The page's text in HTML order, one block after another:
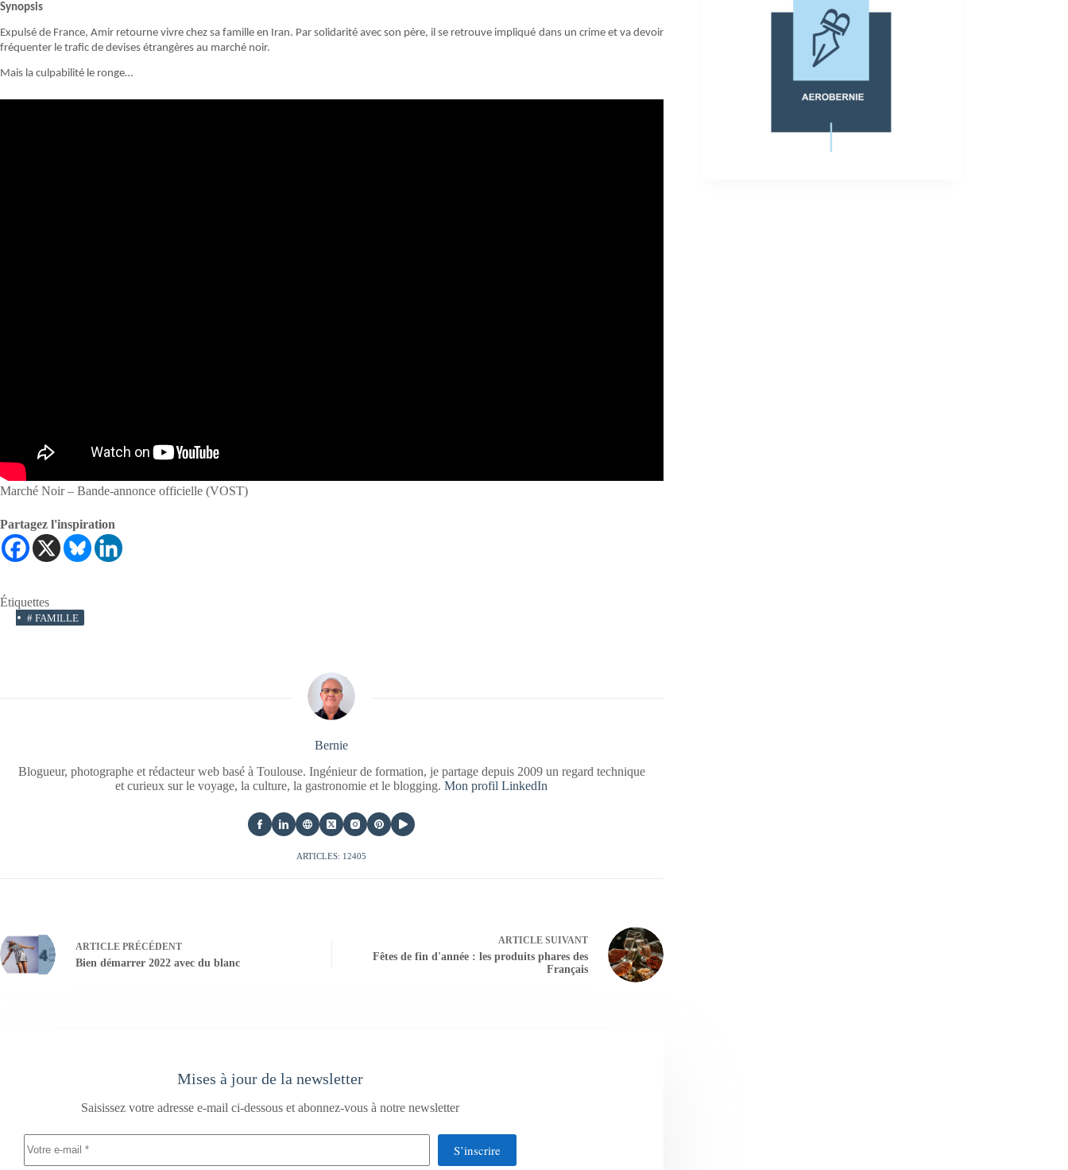
Synopsis
Expulsé de France, Amir retourne vivre chez sa famille en Iran. Par solidarité avec son père, il se retrouve impliqué dans un crime et va devoir
fréquenter le trafic de devises étrangères au marché noir.
Mais la culpabilité le ronge…
Marché Noir – Bande-annonce officielle (VOST)
Partagez l'inspiration
Étiquettes
# FAMILLE
Bernie
Blogueur, photographe et rédacteur web basé à Toulouse. Ingénieur de formation, je partage depuis 2009 un regard technique
et curieux sur le voyage, la culture, la gastronomie et le blogging.Mon profil LinkedIn
ARTICLES: 12405
ARTICLE PRÉCÉDENT
Bien démarrer 2022 avec du blanc
ARTICLESUIVANT
Fêtes de fin d'année : les produits phares des
Français
Mises à jour de la newsletter
Saisissez votre adresse e-mail ci-dessous et abonnez-vous à notre newsletter
S’inscrire